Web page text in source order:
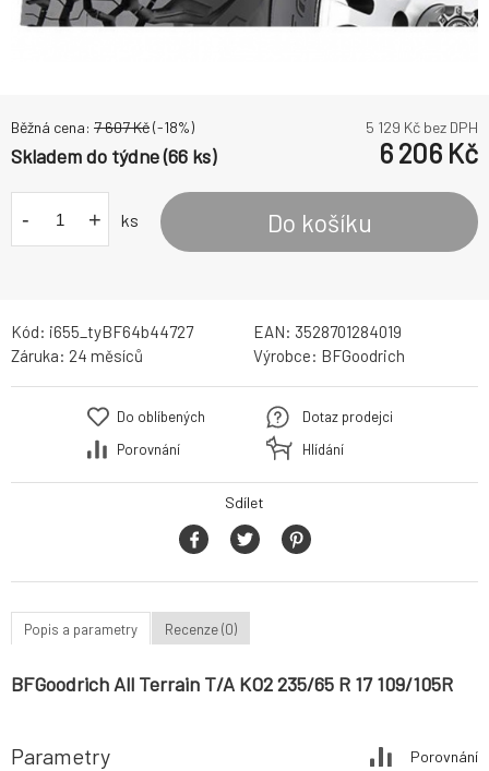
Běžná cena: 7 607Kč(-18%) 5 129 Kč bez DPH
Skladem do týdne (66 ks) 6 206 Kč
- + ks Do košíku
Kód: i655_tyBF64b44727 EAN: 3528701284019
Záruka: 24 měsíců Výrobce: BFGoodrich
Do oblíbených
Porovnání
Dotaz prodejci
Hlídání
Sdílet
Popis a parametry Recenze (0)
BFGoodrich All Terrain T/A KO2 235/65 R 17 109/105R
Parametry Porovnání